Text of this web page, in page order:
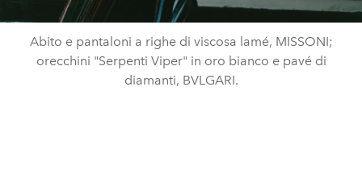
Abito e pantaloni a righe di viscosa lamé, MISSONI;
orecchini "Serpenti Viper" in oro bianco e pavé di
diamanti, BVLGARI.